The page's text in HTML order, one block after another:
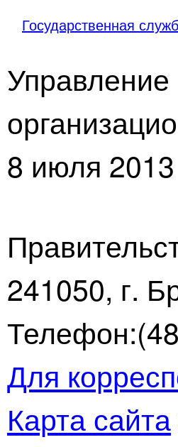
Государственная
8 июля
241050, г.
Для
Карта сайта